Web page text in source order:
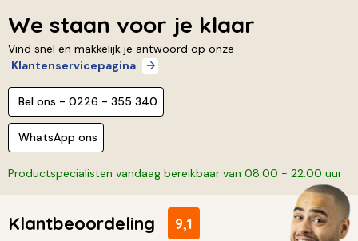
We staan voor je klaar
Vind snel en makkelijk je antwoord op onze
Klantenservicepagina
Bel ons - 0226 - 355 340
WhatsApp ons
Productspecialisten vandaag bereikbaar van 08:00 - 22:00 uur
Klantbeoordeling 9,1